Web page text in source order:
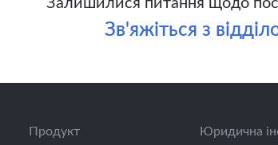
Зв'яжіться з
Продукт Юридична